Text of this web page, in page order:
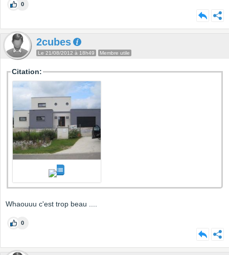
0
2cubes
Le 21/08/2012 à 18h49 Membre utile
Citation:
Whaouuu c'est trop beau ....
0